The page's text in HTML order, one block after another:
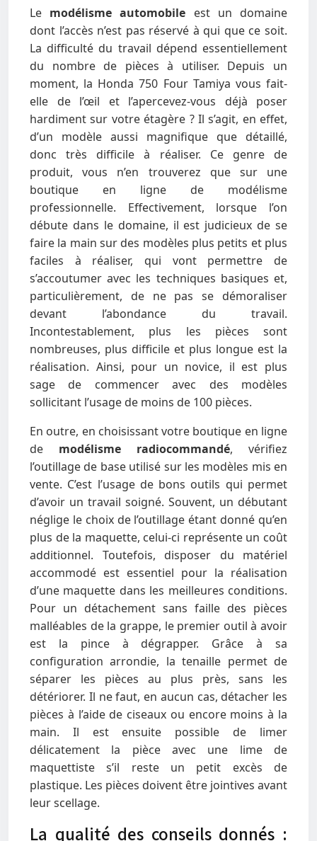
Le modélisme automobile est un domaine
dont l’accès n’est pas réservé à qui que ce soit.
La difficulté du travail dépend essentiellement
du nombre de pièces à utiliser. Depuis un
moment, la Honda 750 Four Tamiya vous fait-
elle de l’œil et l’apercevez-vous déjà poser
hardiment sur votre étagère ? Il s’agit, en effet,
d’un modèle aussi magnifique que détaillé,
donc très difficile à réaliser. Ce genre de
produit, vous n’en trouverez que sur une
boutique en ligne de modélisme
professionnelle. Effectivement, lorsque l’on
débute dans le domaine, il est judicieux de se
faire la main sur des modèles plus petits et plus
faciles à réaliser, qui vont permettre de
s’accoutumer avec les techniques basiques et,
particulièrement, de ne pas se démoraliser
devant l’abondance du travail.
Incontestablement, plus les pièces sont
nombreuses, plus difficile et plus longue est la
réalisation. Ainsi, pour un novice, il est plus
sage de commencer avec des modèles
sollicitant l’usage de moins de 100 pièces.
En outre, en choisissant votre boutique en ligne
de modélisme radiocommandé, vérifiez
l’outillage de base utilisé sur les modèles mis en
vente. C’est l’usage de bons outils qui permet
d’avoir un travail soigné. Souvent, un débutant
néglige le choix de l’outillage étant donné qu’en
plus de la maquette, celui-ci représente un coût
additionnel. Toutefois, disposer du matériel
accommodé est essentiel pour la réalisation
d’une maquette dans les meilleures conditions.
Pour un détachement sans faille des pièces
malléables de la grappe, le premier outil à avoir
est la pince à dégrapper. Grâce à sa
configuration arrondie, la tenaille permet de
séparer les pièces au plus près, sans les
détériorer. Il ne faut, en aucun cas, détacher les
pièces à l’aide de ciseaux ou encore moins à la
main. Il est ensuite possible de limer
délicatement la pièce avec une lime de
maquettiste s’il reste un petit excès de
plastique. Les pièces doivent être jointives avant
leur scellage.
La qualité des conseils donnés :